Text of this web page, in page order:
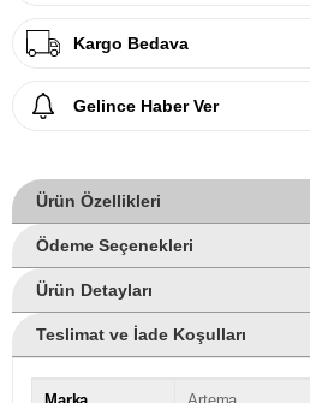
Kargo Bedava
Gelince Haber Ver
Ürün Özellikleri
Ödeme Seçenekleri
Ürün Detayları
Teslimat ve İade Koşulları